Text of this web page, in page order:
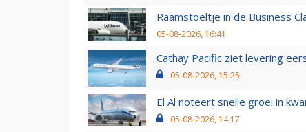
Raamstoeltje in de Business
05-08-2026, 16:41
Cathay Pacific ziet levering
05-08-2026, 15:25
El Al noteert snelle groei in
05-08-2026, 14:17